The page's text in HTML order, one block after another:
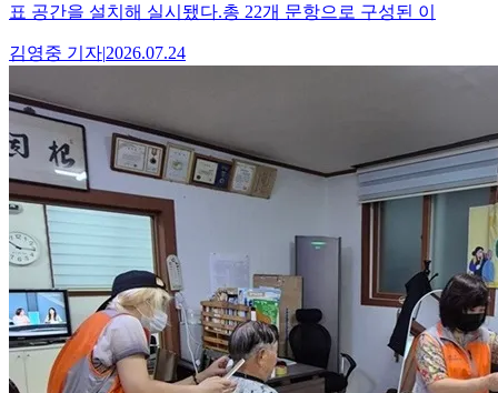
표 공간을 설치해 실시됐다.총 22개 문항으로 구성된 이
김영중 기자|2026.07.24